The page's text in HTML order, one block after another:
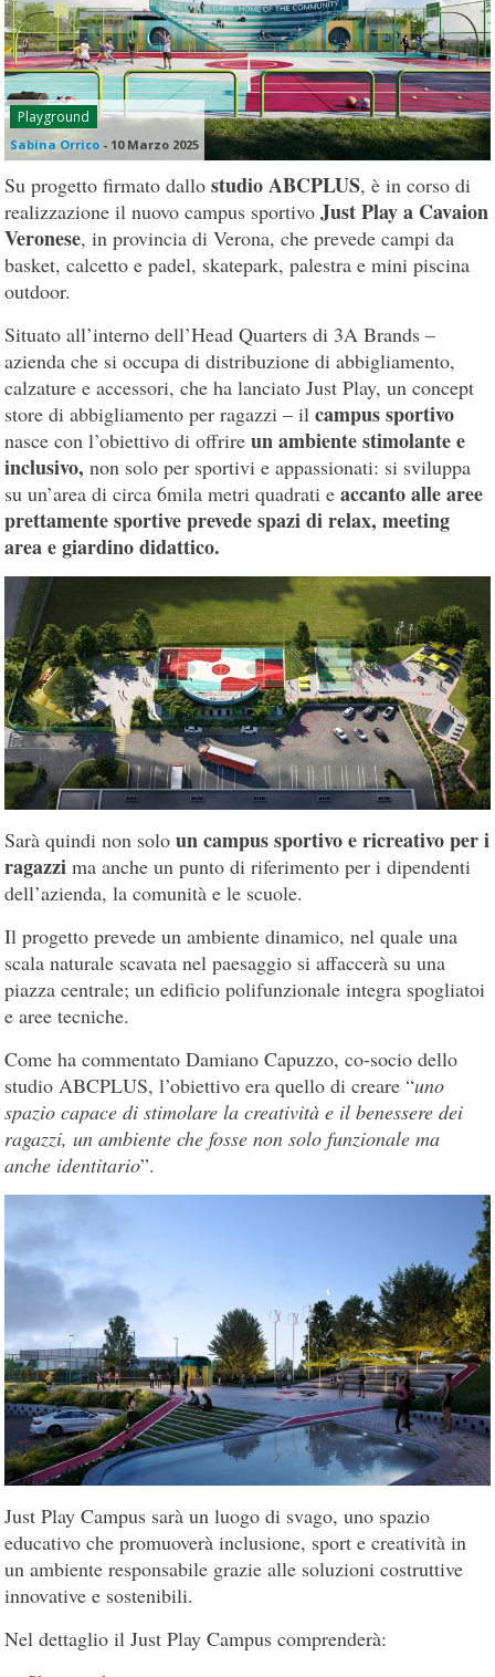
Playground
Sabina Orrico - 10 Marzo 2025
Su progetto firmato dallostudio ABCPLUS, è in corso di
realizzazione il nuovo campus sportivoJust Play a Cavaion
Veronese, in provincia di Verona, che prevede campi da
basket, calcetto e padel, skatepark, palestra e mini piscina
outdoor.
Situato all’interno dell’Head Quarters di 3A Brands –
azienda che si occupa di distribuzione di abbigliamento,
calzature e accessori, che ha lanciato Just Play, un concept
store di abbigliamento per ragazzi – ilcampus sportivo
nasce con l’obiettivo di offrireun ambiente stimolante e
inclusivo, non solo per sportivi e appassionati: si sviluppa
su un’area di circa 6mila metri quadrati eaccanto alle aree
prettamente sportive prevede spazi di relax, meeting
area e giardino didattico.
Sarà quindi non soloun campus sportivo e ricreativo per i
ragazzima anche un punto di riferimento per i dipendenti
dell’azienda, la comunità e le scuole.
Il progetto prevede un ambiente dinamico, nel quale una
scala naturale scavata nel paesaggio si affaccerà su una
piazza centrale; un edificio polifunzionale integra spogliatoi
e aree tecniche.
Come ha commentato Damiano Capuzzo, co-socio dello
studio ABCPLUS, l’obiettivo era quello di creare “uno
spazio capace di stimolare la creatività e il benessere dei
ragazzi, un ambiente che fosse non solo funzionale ma
anche identitario”.
Just Play Campus sarà un luogo di svago, uno spazio
educativo che promuoverà inclusione, sport e creatività in
un ambiente responsabile grazie alle soluzioni costruttive
innovative e sostenibili.
Nel dettaglio il Just Play Campus comprenderà: